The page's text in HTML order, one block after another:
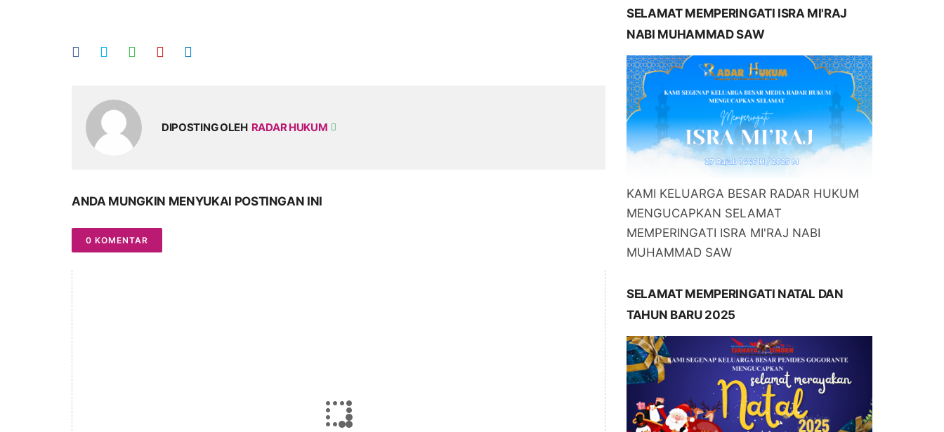
DIPOSTING OLEH RADAR HUKUM
ANDA MUNGKIN MENYUKAI POSTINGAN INI
0 KOMENTAR
SELAMAT MEMPERINGATI ISRA MI'RAJ
NABI MUHAMMAD SAW
KAMI KELUARGA BESAR RADAR HUKUM
MENGUCAPKAN SELAMAT
MEMPERINGATI ISRA MI'RAJ NABI
MUHAMMAD SAW
SELAMAT MEMPERINGATI NATAL DAN
TAHUN BARU 2025